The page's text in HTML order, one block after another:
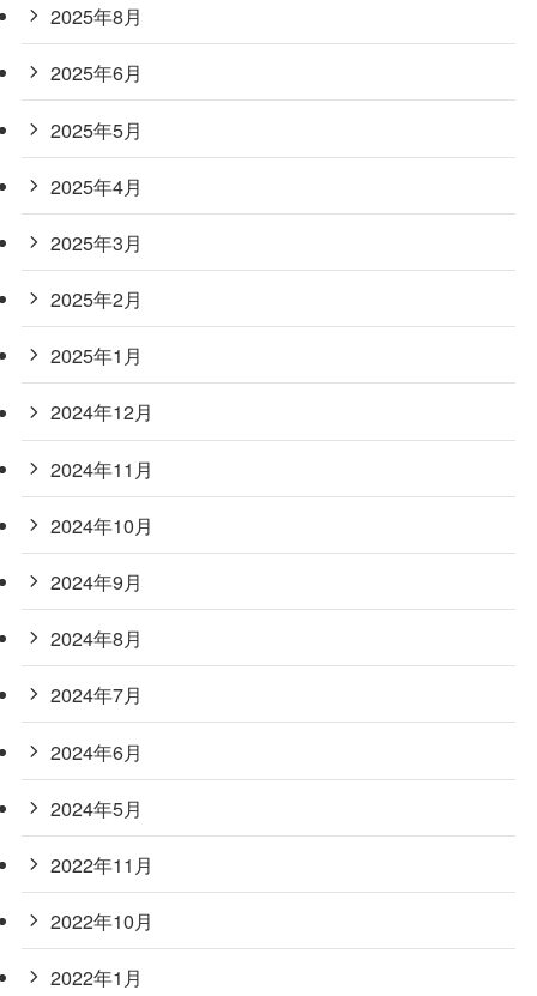
2025年8月
2025年6月
2025年5月
2025年4月
2025年3月
2025年2月
2025年1月
2024年12月
2024年11月
2024年10月
2024年9月
2024年8月
2024年7月
2024年6月
2024年5月
2022年11月
2022年10月
2022年1月